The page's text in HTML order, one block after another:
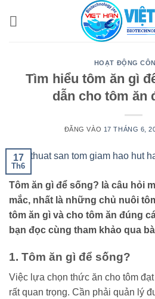
HOẠT ĐỘNG
Tìm hiểu tôm ăn gì
dẫn cho tôm ăn
ĐĂNG VÀO 17 THÁNG 6,
17
Th6
Tôm ăn gì để sống? là câu hỏi
mắc, nhất là những chủ nuôi
tôm ăn gì và cho tôm ăn đúng
bạn đọc cùng tham khảo qua
1. Tôm ăn gì để sống?
Việc lựa chọn thức ăn cho tôm
rất quan trọng. Cần phải quản lý